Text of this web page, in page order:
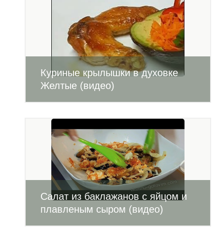
Куриные крылышки в духовке
Желтые (видео)
Салат из баклажанов с яйцом и
плавленым сыром (видео)